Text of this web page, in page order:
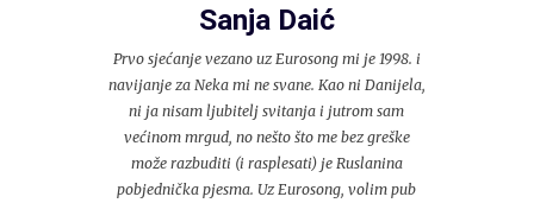
Sanja Daić
Prvo sjećanje vezano uz Eurosong mi je 1998. i
navijanje za Neka mi ne svane. Kao ni Danijela,
ni ja nisam ljubitelj svitanja i jutrom sam
većinom mrgud, no nešto što me bez greške
može razbuditi (i rasplesati) je Ruslanina
pobjednička pjesma. Uz Eurosong, volim pub